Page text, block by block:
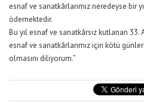
esnaf ve sanatkârlarımız neredeyse bir
ödemektedir.
Bu yıl esnaf ve sanatkârsız kutlanan 33.
esnaf ve sanatkârlarımız için kötü
olmasını diliyorum.”